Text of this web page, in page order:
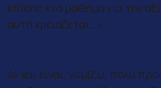
επίσης ένα μάθημα για την
αυτή χρειάζεται…»
Αν και είναι, νομίζω, πολύ